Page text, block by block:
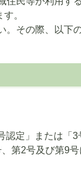
。
その際、以下
定」または「
第2号及び第9